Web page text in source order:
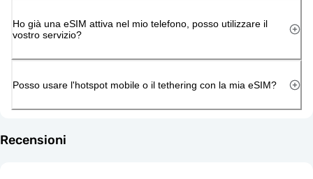
Ho già una eSIM attiva nel mio telefono, posso utilizzare il
vostro servizio?
Posso usare l'hotspot mobile o il tethering con la mia eSIM?
Recensioni